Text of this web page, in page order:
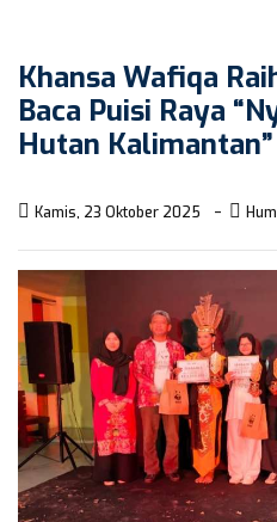
Khansa Wafiqa
Baca Puisi Raya
Hutan Kalimantan”
Kamis, 23 Oktober 2025